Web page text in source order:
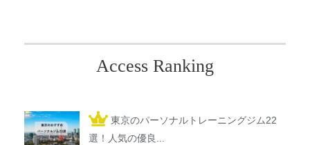
Access Ranking
東京のパーソナルトレーニングジム22
選！人気の優良...